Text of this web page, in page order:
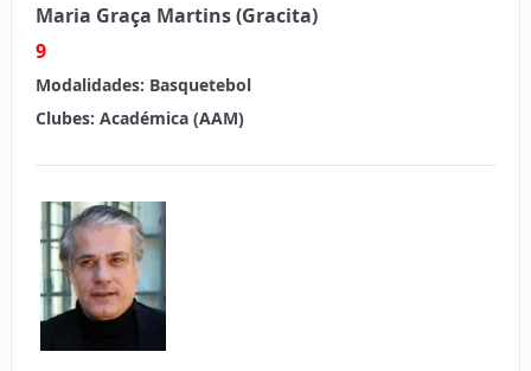
Maria Graça Martins (Gracita)
9
Modalidades: Basquetebol
Clubes: Académica (AAM)